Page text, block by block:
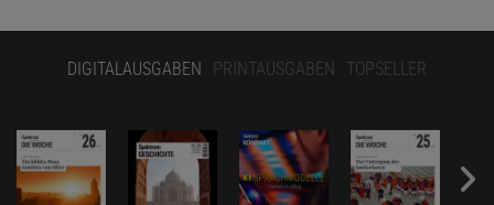
DIGITALAUSGABEN PRINTAUSGABEN TOPSELLER